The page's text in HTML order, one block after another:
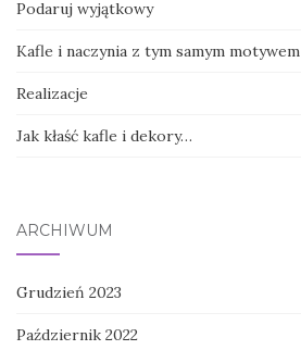
Podaruj wyjątkowy
Kafle i naczynia z tym samym motywem
Realizacje
Jak kłaść kafle i dekory…
ARCHIWUM
Grudzień 2023
Październik 2022